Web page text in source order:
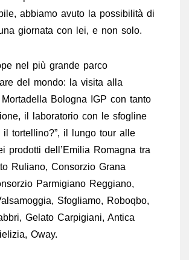
abbiamo avuto la possibilità di
giornata con lei, e non solo.
nel più grande parco
del mondo: la visita alla
Bologna IGP con tanto
il laboratorio con le sfogline
il tortellino?”, il lungo tour alle
prodotti dell’Emilia Romagna tra
Ruliano, Consorzio Grana
Parmigiano Reggiano,
Sfogliamo, Roboqbo,
Gelato Carpigiani, Antica
Oway.